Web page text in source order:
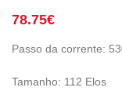
78.75€
Passo da corrente:
Tamanho: 112 Elos